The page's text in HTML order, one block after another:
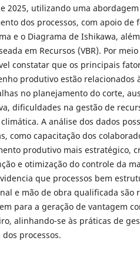
2025, utilizando uma
dos processos, com apoio de
e o Diagrama de Ishikawa,
em Recursos (VBR). Por
constatar que os principais
produtivo estão relacionados
no planejamento do corte,
dificuldades na gestão de
A análise dos dados
como capacitação dos
produtivo mais estratégico,
e otimização do controle da
que processos bem
e mão de obra qualificada são
para a geração de vantagem
alinhando-se às práticas de
processos.